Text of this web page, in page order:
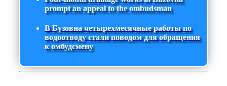
prompt an appeal to the ombudsman
В Бузовна четырехмесячные работы по
водоотводу стали поводом для обращения
к омбудсмену